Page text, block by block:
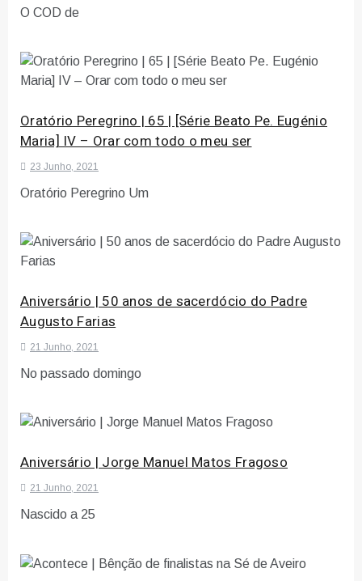
O COD de
Oratório Peregrino | 65 | [Série Beato Pe. Eugénio
Maria] IV – Orar com todo o meu ser
23 Junho, 2021
Oratório Peregrino Um
Aniversário | 50 anos de sacerdócio do Padre
Augusto Farias
21 Junho, 2021
No passado domingo
Aniversário | Jorge Manuel Matos Fragoso
21 Junho, 2021
Nascido a 25